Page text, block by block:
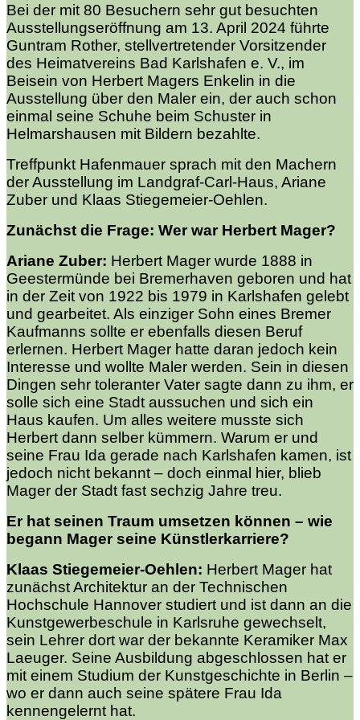
Bei der mit 80 Besuchern sehr gut besuchten
Ausstellungseröffnung am 13. April 2024 führte
Guntram Rother, stellvertretender Vorsitzender
des Heimatvereins Bad Karlshafen e. V., im
Beisein von Herbert Magers Enkelin in die
Ausstellung über den Maler ein, der auch schon
einmal seine Schuhe beim Schuster in
Helmarshausen mit Bildern bezahlte.
Treffpunkt Hafenmauer sprach mit den Machern
der Ausstellung im Landgraf-Carl-Haus, Ariane
Zuber und Klaas Stiegemeier-Oehlen.
Zunächst die Frage: Wer war Herbert Mager?
Ariane Zuber: Herbert Mager wurde 1888 in
Geestermünde bei Bremerhaven geboren und hat
in der Zeit von 1922 bis 1979 in Karlshafen gelebt
und gearbeitet. Als einziger Sohn eines Bremer
Kaufmanns sollte er ebenfalls diesen Beruf
erlernen. Herbert Mager hatte daran jedoch kein
Interesse und wollte Maler werden. Sein in diesen
Dingen sehr toleranter Vater sagte dann zu ihm, er
solle sich eine Stadt aussuchen und sich ein
Haus kaufen. Um alles weitere musste sich
Herbert dann selber kümmern. Warum er und
seine Frau Ida gerade nach Karlshafen kamen, ist
jedoch nicht bekannt – doch einmal hier, blieb
Mager der Stadt fast sechzig Jahre treu.
Er hat seinen Traum umsetzen können – wie
begann Mager seine Künstlerkarriere?
Klaas Stiegemeier-Oehlen: Herbert Mager hat
zunächst Architektur an der Technischen
Hochschule Hannover studiert und ist dann an die
Kunstgewerbeschule in Karlsruhe gewechselt,
sein Lehrer dort war der bekannte Keramiker Max
Laeuger. Seine Ausbildung abgeschlossen hat er
mit einem Studium der Kunstgeschichte in Berlin –
wo er dann auch seine spätere Frau Ida
kennengelernt hat.